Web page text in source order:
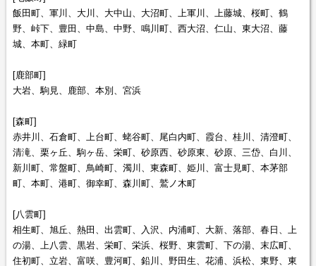
飯田町、軍川、大川、大中山、大沼町、上軍川、上藤城、桜町、鶴
野、峠下、豊田、中島、中野、鳴川町、西大沼、仁山、東大沼、藤
城、本町、緑町
[鹿部町]
大岩、駒見、鹿部、本別、宮浜
[森町]
赤井川、石倉町、上台町、蛯谷町、尾白内町、霞台、桂川、清澄町、
清滝、栗ヶ丘、駒ヶ岳、栄町、砂原西、砂原東、砂原、三岱、白川、
新川町、常盤町、鳥崎町、濁川、東森町、姫川、富士見町、本茅部
町、本町、港町、御幸町、森川町、鷲ノ木町
[八雲町]
相生町、旭丘、熱田、出雲町、入沢、内浦町、大新、落部、春日、上
の湯、上八雲、黒岩、栄町、栄浜、桜野、東雲町、下の湯、末広町、
住初町、立岩、富咲、豊河町、鉛川、野田生、花浦、浜松、東野、東